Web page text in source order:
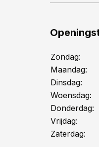
een
past bij
dunne
kaneel,
missen,
Bilthoven.
Zondag:
Maandag:
Dinsdag:
Woensdag:
Donderdag:
Vrijdag:
Zaterdag: